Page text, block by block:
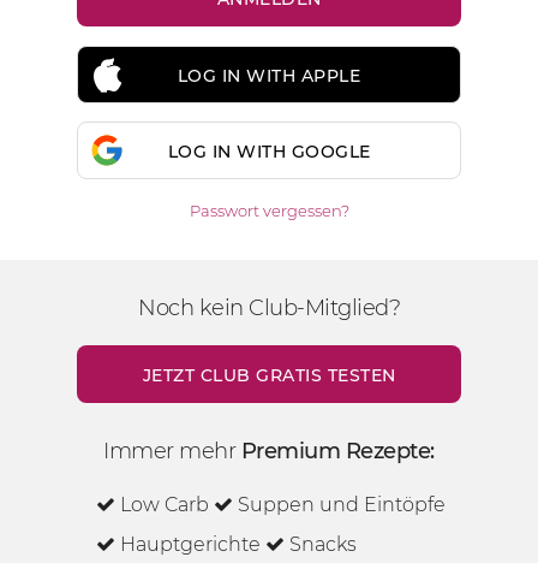
LOG IN WITH APPLE
LOG IN WITH GOOGLE
Passwort vergessen?
Noch kein Club-Mitglied?
JETZT CLUB GRATIS TESTEN
Immer mehr Premium Rezepte:
Low Carb
Suppen und Eintöpfe
Hauptgerichte
Snacks